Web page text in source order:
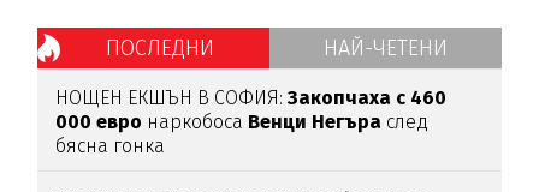
ПОСЛЕДНИ НАЙ-ЧЕТЕНИ
НОЩЕН ЕКШЪН В СОФИЯ:Закопчаха с 460
000 евро наркобоса Венци Негъра след
бясна гонка